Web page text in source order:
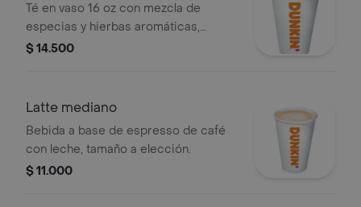
Té en vaso 16 oz con mezcla de
especias y hierbas aromáticas,
tamaño a elección.
$ 14.500
Latte mediano
Bebida a base de espresso de café
con leche, tamaño a elección.
$ 11.000